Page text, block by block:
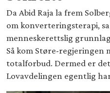
Da Abid Raja la frem
om konverteringsterapi,
menneskerettslig
Så kom Støre-regjeringen
totalforbud. Dermed er
Lovavdelingen egentlig